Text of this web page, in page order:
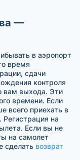
—
в аэропорт
время
сдачи
контроля
вам выхода. Эти
времени. Если
всего приехать в
на
Если вы не
на самолет
сделать возврат